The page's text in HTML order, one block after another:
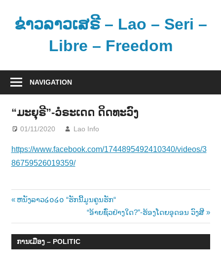
contentຂ່າວລາວເສຣີ – Lao – Seri –
Libre – Freedom
າ
ະ
ມູ
ນ
NAVIGATION
“ມະຍຸຣີ”-ວໍຣະເດດ ດິດທະວົງ
01/11/2020 Lao Info
https://www.facebook.com/1744895492410340/videos/3
86759526019359/
Post
navigation
Previous
ຫນັງລາວ໒໐໒໐ “ຮັກນີ້ມູນຄູນຮັກ“
Next
Post:
“ອ້າຍຊົ່ວຢ່າງໃດ?”-ຮ້ອງໂດຍອຸດອນ ວົງສີ
ການເມືອງ – POLITIC